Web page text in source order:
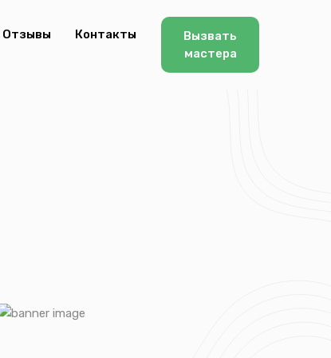
Отзывы Контакты
Вызвать
мастера